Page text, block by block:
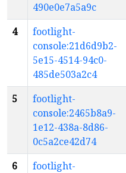
490e0e7a5a9c
4
footlight-
console:21d6d9b2-
5e15-4514-94c0-
485de503a2c4
5
footlight-
console:2465b8a9-
1e12-438a-8d86-
0c5a2ce42d74
6
footlight-